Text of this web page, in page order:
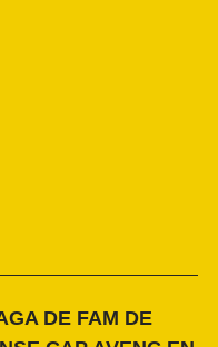
DE FAM DE